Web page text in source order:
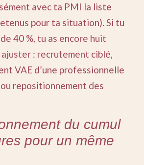
avec ta PMI la liste
pour ta situation). Si tu
40 %, tu as encore huit
: recrutement ciblé,
VAE d’une professionnelle
repositionnement des
du cumul
pour un même